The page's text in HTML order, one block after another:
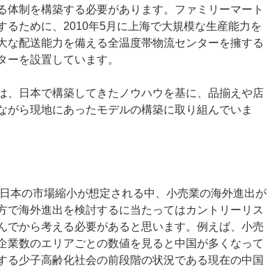
体制を構築する必要があります。ファミリーマート
るために、2010年5月に上海で大規模な生産能力を
な配送能力を備える全温度帯物流センターを擁する
ーを設置しています。
、日本で構築してきたノウハウを基に、品揃えや店
がら現地にあったモデルの構築に取り組んでいま
本の市場縮小が想定される中、小売業の海外進出が
で海外進出を検討するに当たってはカントリーリス
でから考える必要があると思います。例えば、小売
業数のエリアごとの数値を見ると中国が多くなって
る少子高齢化社会の前段階の状況である現在の中国